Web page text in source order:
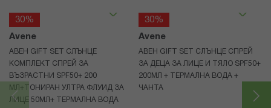
30%
Avene
АВЕН GIFT SET СЛЪНЦЕ
КОМПЛЕКТ СПРЕЙ ЗА
ВЪЗРАСТНИ SPF50+ 200
МЛ+ТОНИРАН УЛТРА ФЛУИД ЗА
ЛИЦЕ 50МЛ+ ТЕРМАЛНА ВОДА
30%
Avene
АВЕН GIFT SET СЛЪНЦЕ СПРЕЙ
ЗА ДЕЦА ЗА ЛИЦЕ И ТЯЛО SPF50+
200МЛ + ТЕРМАЛНА ВОДА +
ЧАНТА